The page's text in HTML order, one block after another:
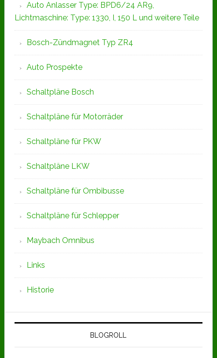
Auto Anlasser Type: BPD6/24 AR9,
Lichtmaschine: Type: 1330, I, 150 L und weitere Teile
Bosch-Zündmagnet Typ ZR4
Auto Prospekte
Schaltpläne Bosch
Schaltpläne für Motorräder
Schaltpläne für PKW
Schaltpläne LKW
Schaltpläne für Ombibusse
Schaltpläne für Schlepper
Maybach Omnibus
Links
Historie
BLOGROLL